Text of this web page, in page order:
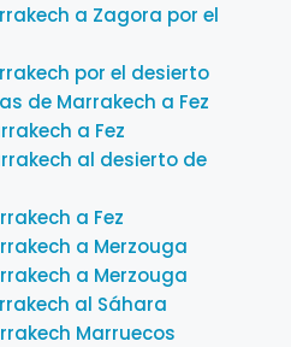
a Zagora por el
por el desierto
de Marrakech a Fez
a Fez
al desierto de
a Fez
a Merzouga
a Merzouga
al Sáhara
Marruecos